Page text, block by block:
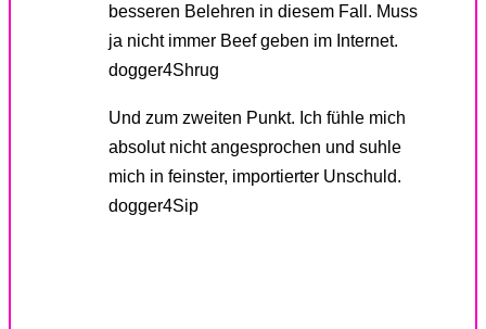
besseren Belehren in diesem Fall. Muss
ja nicht immer Beef geben im Internet.
dogger4Shrug
Und zum zweiten Punkt. Ich fühle mich
absolut nicht angesprochen und suhle
mich in feinster, importierter Unschuld.
dogger4Sip